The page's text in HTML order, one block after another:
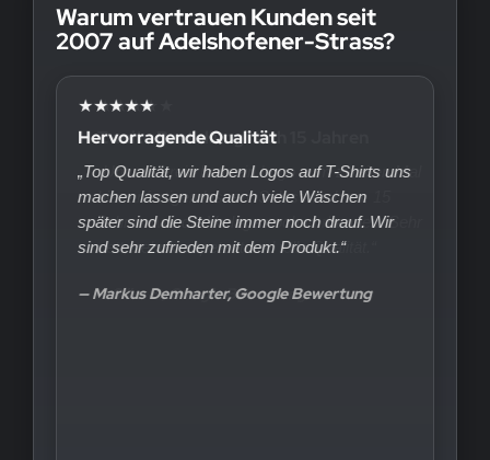
Warum vertrauen Kunden seit
2007 auf Adelshofener-Strass?
★★★★★
Hervorragende Qualität
„Top Qualität, wir haben Logos auf T-Shirts uns
machen lassen und auch viele Wäschen
später sind die Steine immer noch drauf. Wir
sind sehr zufrieden mit dem Produkt.“
— Markus Demharter, Google Bewertung